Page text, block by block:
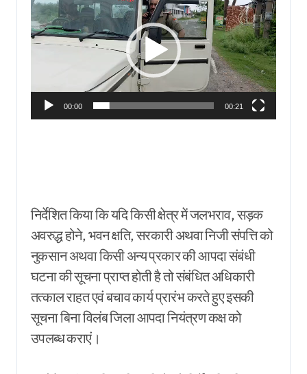
Player
00:00 00:21
निर्देशित किया कि यदि किसी क्षेत्र में जलभराव, सड़क
अवरुद्ध होने, भवन क्षति, सरकारी अथवा निजी संपत्ति को
नुकसान अथवा किसी अन्य प्रकार की आपदा संबंधी
घटना की सूचना प्राप्त होती है तो संबंधित अधिकारी
तत्काल राहत एवं बचाव कार्य प्रारंभ करते हुए इसकी
सूचना बिना विलंब जिला आपदा नियंत्रण कक्ष को
उपलब्ध कराएं।